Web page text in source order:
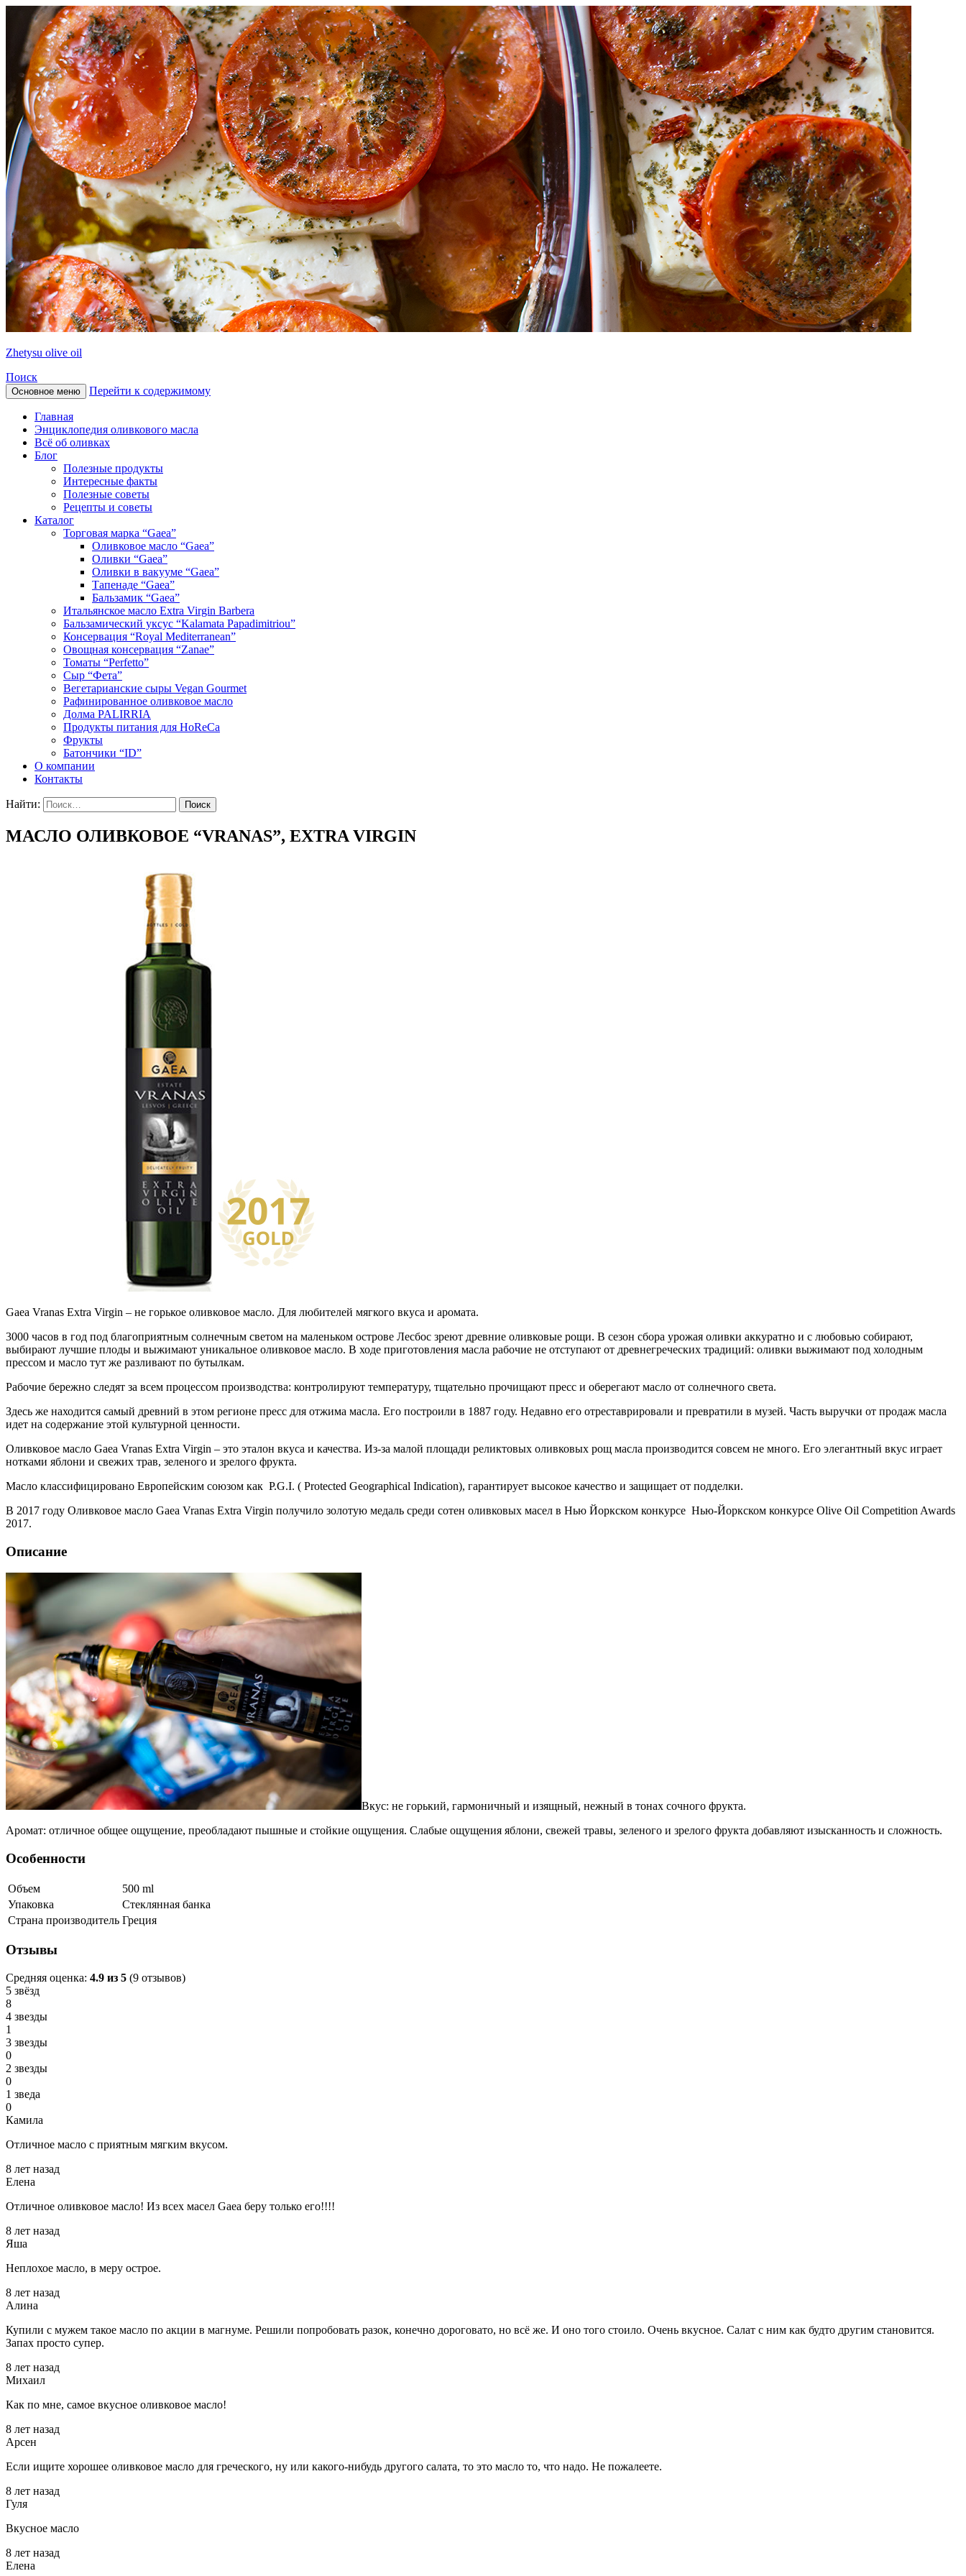
Zhetysu olive oil
Поиск
Основное меню Перейти к содержимому
Главная
Энциклопедия оливкового масла
Всё об оливках
Блог
Полезные продукты
Интересные факты
Полезные советы
Рецепты и советы
Каталог
Торговая марка “Gaea”
Оливковое масло “Gaea”
Оливки “Gaea”
Оливки в вакууме “Gaea”
Тапенаде “Gaea”
Бальзамик “Gaea”
Итальянское масло Extra Virgin Barbera
Бальзамический уксус “Kalamata Papadimitriou”
Консервация “Royal Mediterranean”
Овощная консервация “Zanae”
Томаты “Perfetto”
Сыр “Фета”
Вегетарианские сыры Vegan Gourmet
Рафинированное оливковое масло
Долма PALIRRIA
Продукты питания для HoReCa
Фрукты
Батончики “ID”
О компании
Контакты
Найти:
МАСЛО ОЛИВКОВОЕ “VRANAS”, EXTRA VIRGIN
Gaea Vranas Extra Virgin – не горькое оливковое масло. Для любителей мягкого вкуса и аромата.
3000 часов в год под благоприятным солнечным светом на маленьком острове Лесбос зреют древние оливковые рощи. В сезон сбора урожая оливки аккуратно и с любовью собирают,
выбирают лучшие плоды и выжимают уникальное оливковое масло. В ходе приготовления масла рабочие не отступают от древнегреческих традиций: оливки выжимают под холодным
прессом и масло тут же разливают по бутылкам.
Рабочие бережно следят за всем процессом производства: контролируют температуру, тщательно прочищают пресс и оберегают масло от солнечного света.
Здесь же находится самый древний в этом регионе пресс для отжима масла. Его построили в 1887 году. Недавно его отреставрировали и превратили в музей. Часть выручки от продаж масла
идет на содержание этой культурной ценности.
Оливковое масло Gaea Vranas Extra Virgin – это эталон вкуса и качества. Из-за малой площади реликтовых оливковых рощ масла производится совсем не много. Его элегантный вкус играет
нотками яблони и свежих трав, зеленого и зрелого фрукта.
Масло классифицировано Европейским союзом как P.G.I. ( Protected Geographical Indication), гарантирует высокое качество и защищает от подделки.
В 2017 году Оливковое масло Gaea Vranas Extra Virgin получило золотую медаль среди сотен оливковых масел в Нью Йоркском конкурсе Нью-Йоркском конкурсе Olive Oil Competition Awards
2017.
Описание
Вкус: не горький, гармоничный и изящный, нежный в тонах сочного фрукта.
Аромат: отличное общее ощущение, преобладают пышные и стойкие ощущения. Слабые ощущения яблони, свежей травы, зеленого и зрелого фрукта добавляют изысканность и сложность.
Особенности
Объем 500 ml
Упаковка
Стеклянная банка
Страна производитель Греция
Отзывы
Средняя оценка: 4.9 из 5 (9 отзывов)
5 звёзд
8
4 звезды
1
3 звезды
0
2 звезды
0
1 зведа
0
Камила
Отличное масло с приятным мягким вкусом.
8 лет назад
Елена
Отличное оливковое масло! Из всех масел Gaea беру только его!!!!
8 лет назад
Яша
Неплохое масло, в меру острое.
8 лет назад
Алина
Купили с мужем такое масло по акции в магнуме. Решили попробовать разок, конечно дороговато, но всё же. И оно того стоило. Очень вкусное. Салат с ним как будто другим становится.
Запах просто супер.
8 лет назад
Михаил
Как по мне, самое вкусное оливковое масло!
8 лет назад
Арсен
Если ищите хорошее оливковое масло для греческого, ну или какого-нибудь другого салата, то это масло то, что надо. Не пожалеете.
8 лет назад
Гуля
Вкусное масло
8 лет назад
Елена